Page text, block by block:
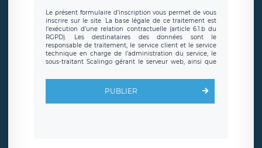
Le présent formulaire d’inscription vous permet de vous
inscrire sur le site. La base légale de ce traitement est
l’exécution d’une relation contractuelle (article 6.1.b du
RGPD). Les destinataires des données sont le
responsable de traitement, le service client et le service
technique en charge de l’administration du service, le
sous-traitant Scalingo gérant le serveur web, ainsi que
toute personne légalement autorisée. Le formulaire
d’inscription est hébergé sur un serveur hébergé par
clauses de
protection conformes au RGPD
. Les données collectées
sont conservées jusqu’à ce que l’Internaute en sollicite la
PUBLIER